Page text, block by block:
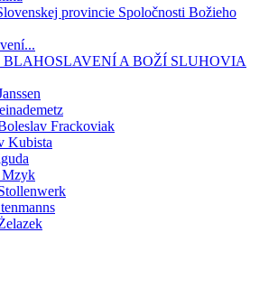
provincie Spoločnosti Božieho
BLAHOSLAVENÍ A BOŽÍ SLUHOVIA
Frackoviak
Kubista